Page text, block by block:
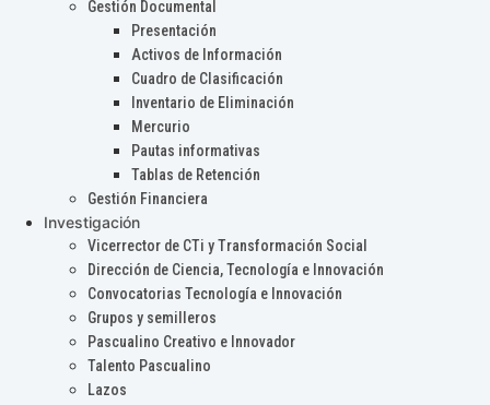
Gestión Documental
Presentación
Activos de Información
Cuadro de Clasificación
Inventario de Eliminación
Mercurio
Pautas informativas
Tablas de Retención
Gestión Financiera
Investigación
Vicerrector de CTi y Transformación Social
Dirección de Ciencia, Tecnología e Innovación
Convocatorias Tecnología e Innovación
Grupos y semilleros
Pascualino Creativo e Innovador
Talento Pascualino
Lazos